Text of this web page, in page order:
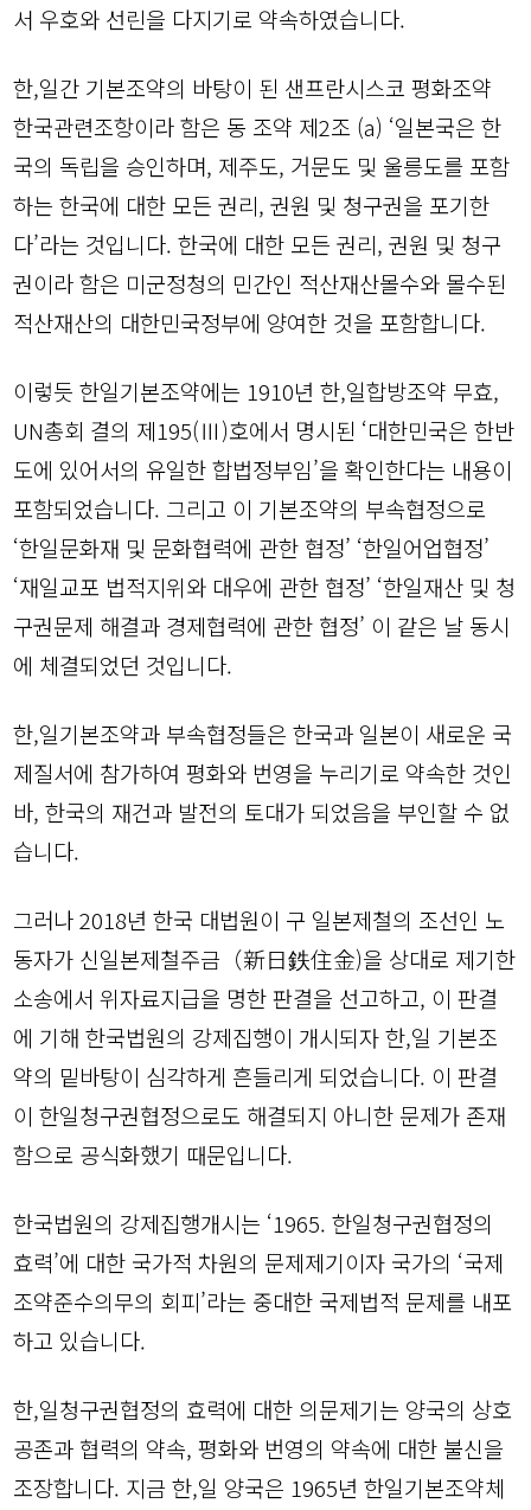
서 우호와 선린을 다지기로 약속하였습니다.
한,일간 기본조약의 바탕이 된 샌프란시스코 평화조약
한국관련조항이라 함은 동 조약 제2조 (a) ‘일본국은 한
국의 독립을 승인하며, 제주도, 거문도 및 울릉도를 포함
하는 한국에 대한 모든 권리, 권원 및 청구권을 포기한
다’라는 것입니다. 한국에 대한 모든 권리, 권원 및 청구
권이라 함은 미군정청의 민간인 적산재산몰수와 몰수된
적산재산의 대한민국정부에 양여한 것을 포함합니다.
이렇듯 한일기본조약에는 1910년 한,일합방조약 무효,
UN총회 결의 제195(Ⅲ)호에서 명시된 ‘대한민국은 한반
도에 있어서의 유일한 합법정부임’을 확인한다는 내용이
포함되었습니다. 그리고 이 기본조약의 부속협정으로
‘한일문화재 및 문화협력에 관한 협정’ ‘한일어업협정’
‘재일교포 법적지위와 대우에 관한 협정’ ‘한일재산 및 청
구권문제 해결과 경제협력에 관한 협정’ 이 같은 날 동시
에 체결되었던 것입니다.
한,일기본조약과 부속협정들은 한국과 일본이 새로운 국
제질서에 참가하여 평화와 번영을 누리기로 약속한 것인
바, 한국의 재건과 발전의 토대가 되었음을 부인할 수 없
습니다.
그러나 2018년 한국 대법원이 구 일본제철의 조선인 노
동자가 신일본제철주금（新日鉄住金)을 상대로 제기한
소송에서 위자료지급을 명한 판결을 선고하고, 이 판결
에 기해 한국법원의 강제집행이 개시되자 한,일 기본조
약의 밑바탕이 심각하게 흔들리게 되었습니다. 이 판결
이 한일청구권협정으로도 해결되지 아니한 문제가 존재
함으로 공식화했기 때문입니다.
한국법원의 강제집행개시는 ‘1965. 한일청구권협정의
효력’에 대한 국가적 차원의 문제제기이자 국가의 ‘국제
조약준수의무의 회피’라는 중대한 국제법적 문제를 내포
하고 있습니다.
한,일청구권협정의 효력에 대한 의문제기는 양국의 상호
공존과 협력의 약속, 평화와 번영의 약속에 대한 불신을
조장합니다. 지금 한,일 양국은 1965년 한일기본조약체